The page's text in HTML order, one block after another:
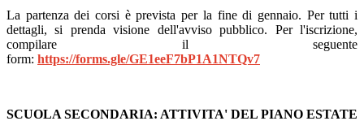
La partenza dei corsi è prevista per la fine di gennaio. Per tutti i
dettagli, si prenda visione dell'avviso pubblico. Per l'iscrizione,
compilare il seguente
form: https://forms.gle/GE1eeF7bP1A1NTQv7
SCUOLA SECONDARIA: ATTIVITA' DEL PIANO ESTATE